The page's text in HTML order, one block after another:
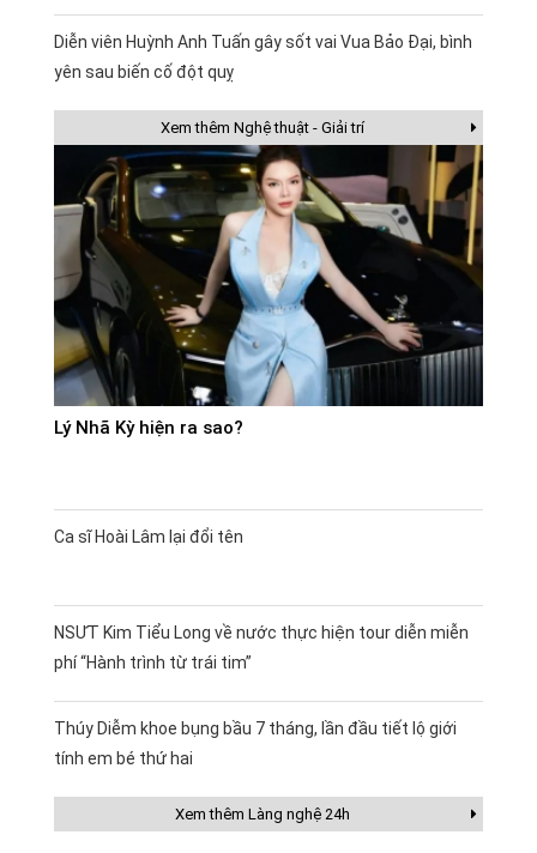
Diễn viên Huỳnh Anh Tuấn gây sốt vai Vua Bảo Đại, bình
yên sau biến cố đột quỵ
Xem thêm Nghệ thuật - Giải trí
Lý Nhã Kỳ hiện ra sao?
Ca sĩ Hoài Lâm lại đổi tên
NSƯT Kim Tiểu Long về nước thực hiện tour diễn miễn
phí “Hành trình từ trái tim”
Thúy Diễm khoe bụng bầu 7 tháng, lần đầu tiết lộ giới
tính em bé thứ hai
Xem thêm Làng nghệ 24h